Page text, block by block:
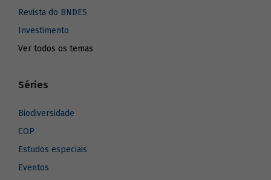
Revista do BNDES
Investimento
Ver todos os temas
Séries
Biodiversidade
COP
Estudos especiais
Eventos